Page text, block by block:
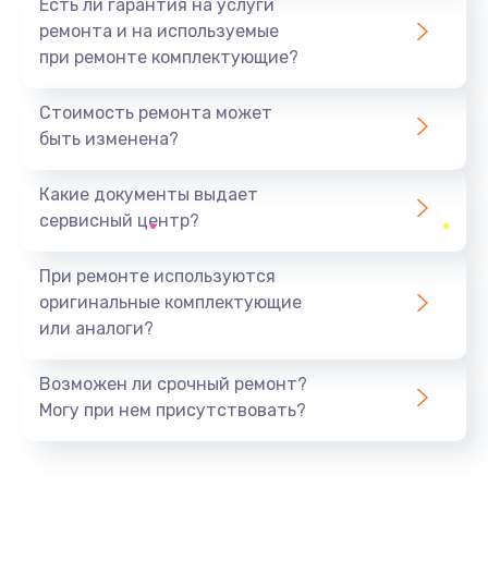
Есть ли гарантия на услуги
ремонта и на используемые
при ремонте комплектующие?
Стоимость ремонта может
быть изменена?
Какие документы выдает
сервисный центр?
При ремонте используются
оригинальные комплектующие
или аналоги?
Возможен ли срочный ремонт?
Могу при нем присутствовать?